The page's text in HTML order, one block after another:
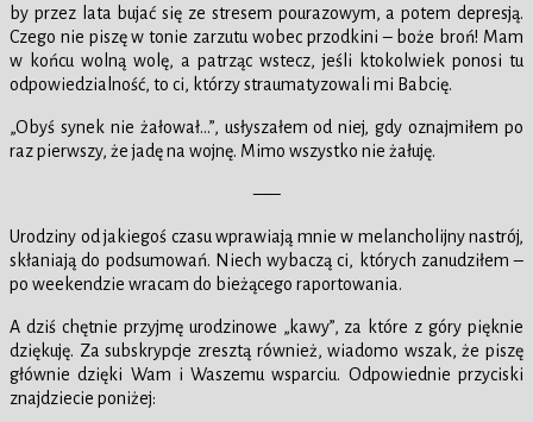
by przez lata bujać się ze stresem pourazowym, a potem depresją.
Czego nie piszę w tonie zarzutu wobec przodkini – boże broń! Mam
w końcu wolną wolę, a patrząc wstecz, jeśli ktokolwiek ponosi tu
odpowiedzialność, to ci, którzy straumatyzowali mi Babcię.
„Obyś synek nie żałował…”, usłyszałem od niej, gdy oznajmiłem po
raz pierwszy, że jadę na wojnę. Mimo wszystko nie żałuję.
—–
Urodziny od jakiegoś czasu wprawiają mnie w melancholijny nastrój,
skłaniają do podsumowań. Niech wybaczą ci, których zanudziłem –
po weekendzie wracam do bieżącego raportowania.
A dziś chętnie przyjmę urodzinowe „kawy”, za które z góry pięknie
dziękuję. Za subskrypcje zresztą również, wiadomo wszak, że piszę
głównie dzięki Wam i Waszemu wsparciu. Odpowiednie przyciski
znajdziecie poniżej: